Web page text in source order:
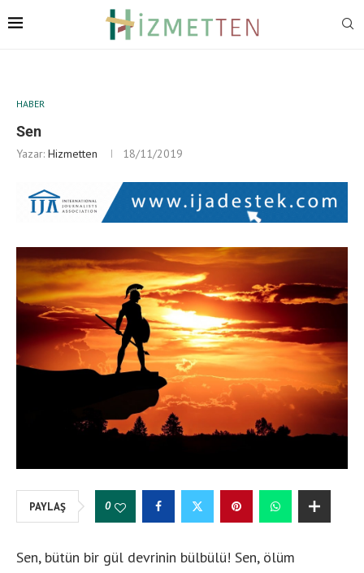
HABER
Sen
Yazar: Hizmetten 18/11/2019
PAYLAŞ 0
Sen, bütün bir gül devrinin bülbülü! Sen, ölüm